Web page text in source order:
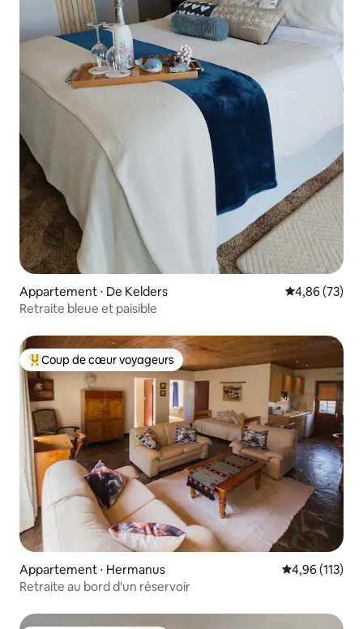
Appartement ⋅ De Kelders Évaluation
4,86 (73)
Retraite bleue et paisible
Coups de cœur voyageurs les plus appréciés
Coup de cœur voyageurs
Appartement ⋅ Hermanus Évaluation
4,96 (113)
Retraite au bord d'un réservoir